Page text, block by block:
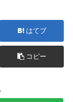
はてブ
コピー